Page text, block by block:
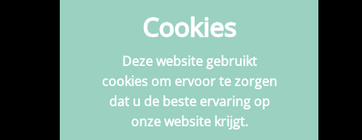
Bedrukte stoffen
Fournituren
Kunstleer
Meubelstoffen
Cookies
Deze website gebruikt
cookies om ervoor te zorgen
dat u de beste ervaring op
onze website krijgt.